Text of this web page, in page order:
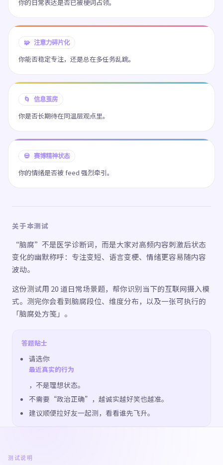
你的日常表达是否已被梗词占领。
🧩 注意力碎片化
你能否稳定专注，还是总在多任务乱跳。
🌀 信息茧房
你是否长期待在同温层观点里。
💀 赛博精神状态
你的情绪是否被 feed 强烈牵引。
关于本测试
“脑腐”不是医学诊断词，而是大家对高频内容刺激后状态
变化的幽默称呼：专注变短、语言变梗、情绪更容易随内容
波动。
这份测试用 20 道日常场景题，帮你识别当下的互联网摄入模
式。测完你会看到脑腐段位、维度分布，以及一张可执行的
「脑腐处方笺」。
答题贴士
请选你
最近真实的行为
，不是理想状态。
不需要“政治正确”，越诚实越好笑也越准。
建议顺便拉好友一起测，看看谁先飞升。
测试说明